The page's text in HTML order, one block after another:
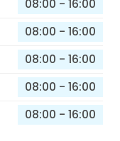
08:00 - 16:00
08:00 - 16:00
08:00 - 16:00
08:00 - 16:00
08:00 - 16:00